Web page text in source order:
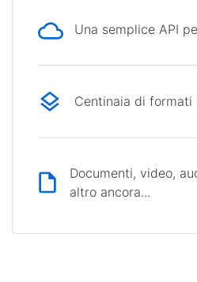
Una semplice API
Centinaia di
Documenti, video,
altro ancora...